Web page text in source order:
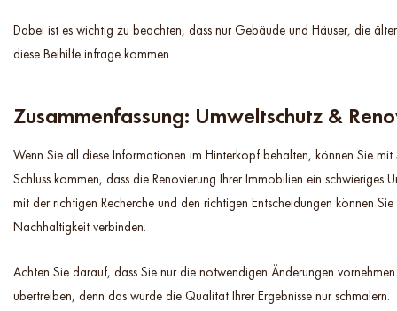
Dabei ist es wichtig zu beachten, dass nur Gebäude und Häuser, die
diese Beihilfe infrage kommen.
Zusammenfassung: Umweltschutz &
Wenn Sie all diese Informationen im Hinterkopf behalten, können Sie mit
Schluss kommen, dass die Renovierung Ihrer Immobilien ein schwieriges
mit der richtigen Recherche und den richtigen Entscheidungen können
Nachhaltigkeit verbinden.
Achten Sie darauf, dass Sie nur die notwendigen Änderungen
übertreiben, denn das würde die Qualität Ihrer Ergebnisse nur schmälern.